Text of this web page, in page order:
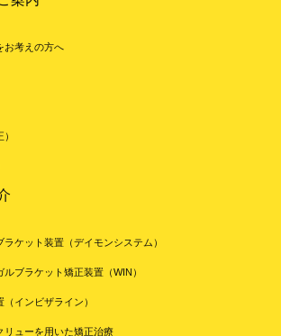
お考えの方へ
ケット装置（デイモンシステム）
ブラケット矯正装置（WIN）
インビザライン）
リューを用いた矯正治療